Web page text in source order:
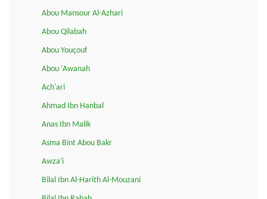
Abou Mansour Al-Azhari
Abou Qilabah
Abou Youçouf
Abou ‘Awanah
Ach'ari
Ahmad Ibn Hanbal
Anas Ibn Malik
Asma Bint Abou Bakr
Awza'i
Bilal Ibn Al-Harith Al-Mouzani